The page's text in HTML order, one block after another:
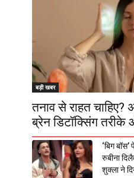
बड़ी खबर
तनाव से राहत चाहिए?
ब्रेन डिटॉक्सिंग तरीके
‘बिग
रुबीना
शुक्ला ने